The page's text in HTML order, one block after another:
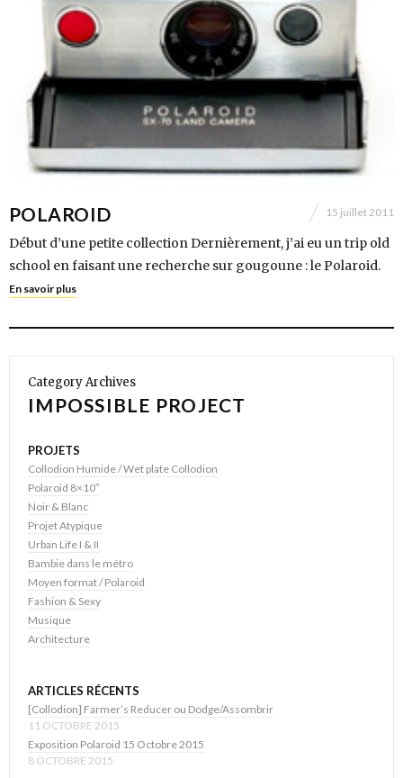
POLAROID 15 juillet 2011
Début d’une petite collection Dernièrement, j’ai eu un trip old
school en faisant une recherche sur gougoune : le Polaroid.
En savoir plus
Category Archives
IMPOSSIBLE PROJECT
PROJETS
Collodion Humide / Wet plate Collodion
Polaroid 8×10″
Noir & Blanc
Projet Atypique
Urban Life I & II
Bambie dans le métro
Moyen format / Polaroid
Fashion & Sexy
Musique
Architecture
ARTICLES RÉCENTS
[Collodion] Farmer’s Reducer ou Dodge/Assombrir
11 OCTOBRE 2015
Exposition Polaroid 15 Octobre 2015
8 OCTOBRE 2015